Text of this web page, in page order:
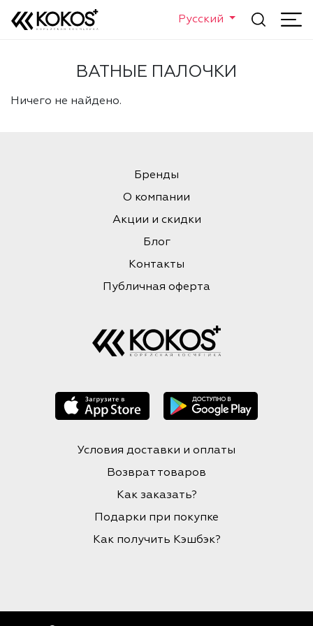
Русский
ВАТНЫЕ ПАЛОЧКИ
Ничего не найдено.
Бренды
О компании
Акции и скидки
Блог
Контакты
Публичная оферта
Условия доставки и оплаты
Возврат товаров
Как заказать?
Подарки при покупке
Как получить Кэшбэк?